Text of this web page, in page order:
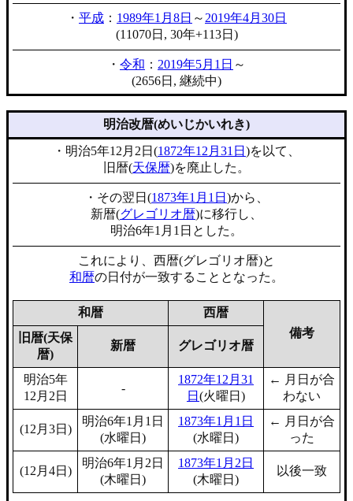
・ 平成 ： 1989年1月8日 ～ 2019年4月30日
(11070日, 30年+113日)
・ 令和 ： 2019年5月1日 ～
(2656日, 継続中)
明治改暦(めいじかいれき)
・明治5年12月2日(1872年12月31日 )を以て、
旧暦(天保暦)を廃止した。
・その翌日(1873年1月1日 )から、
新暦(グレゴリオ暦)に移行し、
明治6年1月1日とした。
これにより、西暦(グレゴリオ暦)と
和暦の日付が一致することとなった。
和暦
西暦
備考
旧暦(天保
暦)
新暦 グレゴリオ暦
明治5年
12月2日
-
1872年12月31
日 (火曜日)
← 月日が合
わない
(12月3日)
明治6年1月1日
(水曜日)
1873年1月1日
(水曜日)
← 月日が合
った
(12月4日)
明治6年1月2日
(木曜日)
1873年1月2日
(木曜日)
以後一致